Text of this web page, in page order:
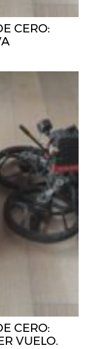
CERO:
CERO:
VUELO.